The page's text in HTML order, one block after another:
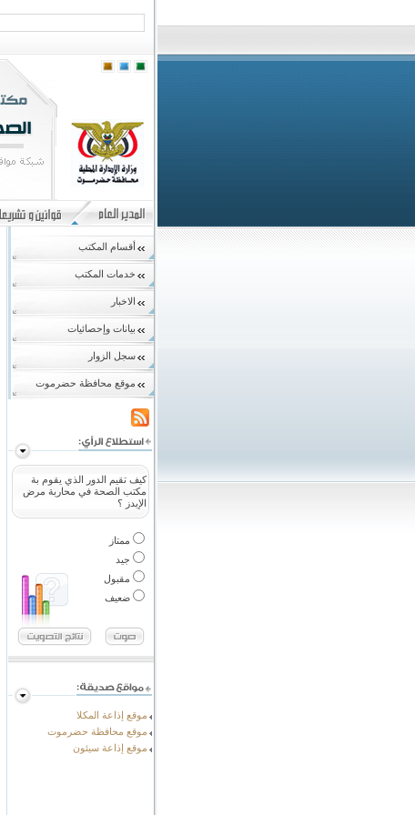
أقسام المكتب
خدمات المكتب
الاخبار
بيانات وإحصائيات
سجل الزوار
موقع محافظة حضرموت
كيف تقيم الدور الذي يقوم بة
مكتب الصحة في محاربة مرض
الإيدز ؟
ممتاز
جيد
مقبول
ضعيف
موقع إذاعة المكلا
موقع محافظة حضرموت
موقع إذاعة سيئون